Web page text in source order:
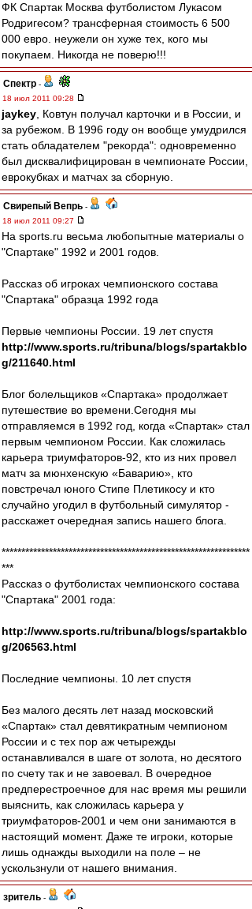
ФК Спартак Москва футболистом Лукасом
Родригесом? трансферная стоимость 6 500
000 евро. неужели он хуже тех, кого мы
покупаем. Никогда не поверю!!!
Спектр -
18 июл 2011 09:28
jaykey , Ковтун получал карточки и в России, и
за рубежом. В 1996 году он вообще умудрился
стать обладателем "рекорда": одновременно
был дисквалифицирован в чемпионате России,
еврокубках и матчах за сборную.
Свирепый Вепрь -
18 июл 2011 09:27
На sports.ru весьма любопытные материалы о
"Спартаке" 1992 и 2001 годов.
Рассказ об игроках чемпионского состава
"Спартака" образца 1992 года
Первые чемпионы России. 19 лет спустя
http://www.sports.ru/tribuna/blogs/spartakblo
g/211640.html
Блог болельщиков «Спартака» продолжает
путешествие во времени.Сегодня мы
отправляемся в 1992 год, когда «Спартак» стал
первым чемпионом России. Как сложилась
карьера триумфаторов-92, кто из них провел
матч за мюнхенскую «Баварию», кто
повстречал юного Стипе Плетикосу и кто
случайно угодил в футбольный симулятор -
расскажет очередная запись нашего блога.
***************************************************************
***
Рассказ о футболистах чемпионского состава
"Спартака" 2001 года:
http://www.sports.ru/tribuna/blogs/spartakblo
g/206563.html
Последние чемпионы. 10 лет спустя
Без малого десять лет назад московский
«Спартак» стал девятикратным чемпионом
России и с тех пор аж четырежды
останавливался в шаге от золота, но десятого
по счету так и не завоевал. В очередное
предперестроечное для нас время мы решили
выяснить, как сложилась карьера у
триумфаторов-2001 и чем они занимаются в
настоящий момент. Даже те игроки, которые
лишь однажды выходили на поле – не
ускользнули от нашего внимания.
зpитель -